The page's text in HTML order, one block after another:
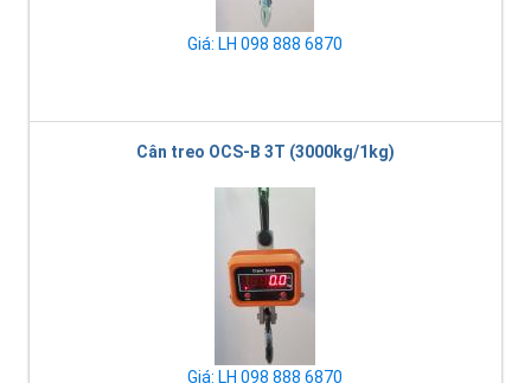
Giá: LH 098 888 6870
Cân treo OCS-B 3T (3000kg/1kg)
Giá: LH 098 888 6870